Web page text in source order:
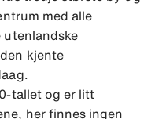
med alle
utenlandske
kjente
tallet og er litt
her finnes ingen